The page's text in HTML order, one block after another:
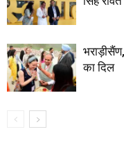
का दिल